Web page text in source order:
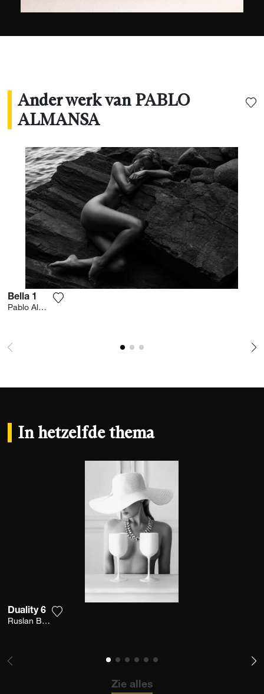
Ander werk van PABLO
ALMANSA
Bella 1
Pablo Almansa
In hetzelfde thema
Duality 6
Ruslan Bolgov
Zie alles